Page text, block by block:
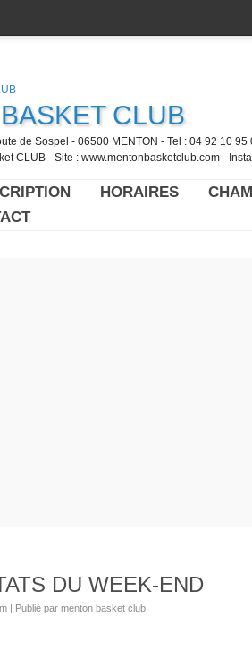
CLUB
de Sospel - 06500 MENTON - Tel : 04 92 10
CLUB - Site : www.mentonbasketclub.com -
HORAIRES
DU WEEK-END
| Publié par menton basket club